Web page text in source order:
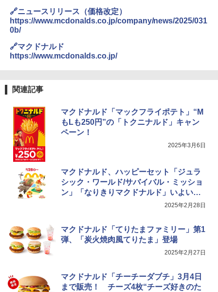
らに塩分控えめ 78g×12個
5
家系醤油豚骨 3食パック 130g×3食
￥467
ーム調理 フラットテーブル トースト機
能 自動メニュー33種 簡単お手入れ ブラ
ック YRZ-WF150TV(B)
お手入れ 小型 新生活 一人暮らし 二人暮
らし ファミリー
￥34,546
シャープ ウォーターオーブン ヘルシオ
AX-XJ1-B ブラック 30L 2段調理 コンベ
クション トースト機能
🔗ニュースリリース（価格改定）
https://www.mcdonalds.co.jp/company/news/2025/031
0b/
🔗マクドナルド
https://www.mcdonalds.co.jp/
関連記事
マクドナルド「マックフライポテト」“M
もLも250円”の「トクニナルド」キャン
ペーン！
2025年3月6日
マクドナルド、ハッピーセット「ジュラ
シック・ワールド/サバイバル・ミッショ
ン」「なりきりマクドナルド」いよいよ
2025年2月28日
マクドナルド「てりたまファミリー」第1
弾、「炭火焼肉風てりたま」登場
2025年2月27日
マクドナルド「チーチーダブチ」3月4日
まで販売！ チーズ4枚“チーズ好きのた